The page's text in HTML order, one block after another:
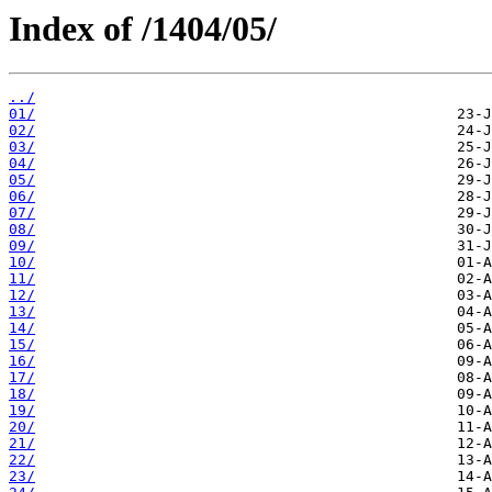
Index of /1404/05/
../
01/
02/
03/
04/
05/
06/
07/
08/
09/
10/
11/
12/
13/
14/
15/
16/
17/
18/
19/
20/
21/
22/
23/